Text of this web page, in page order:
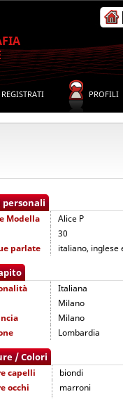
REGISTRATI PROFILI
personali
Modella
Alice P
30
parlate
italiano, inglese
Italiana
Milano
Milano
Lombardia
/ Colori
capelli
biondi
occhi
marroni